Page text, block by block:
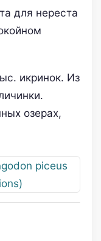
для нереста
икринок. Из
озерах,